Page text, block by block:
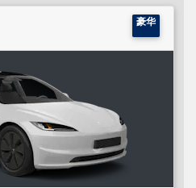
豪华